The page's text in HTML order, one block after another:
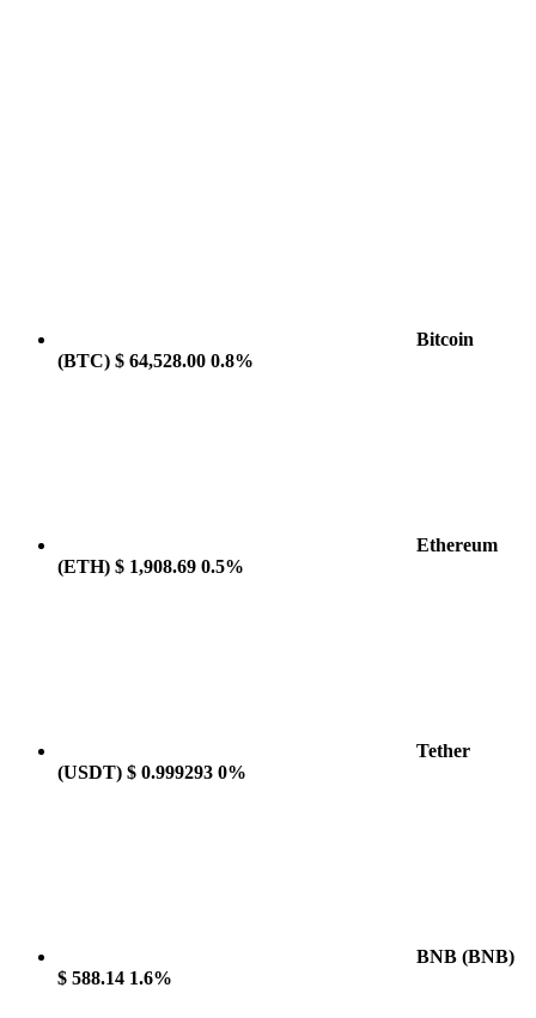
Bitcoin
(BTC) $ 64,528.00 0.8%
Ethereum
(ETH) $ 1,908.69 0.5%
Tether
(USDT) $ 0.999293 0%
BNB (BNB)
$ 588.14 1.6%